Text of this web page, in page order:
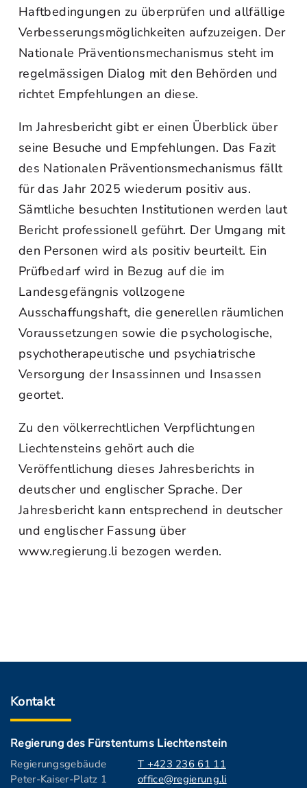
Haftbedingungen zu überprüfen und allfällige
Verbesserungsmöglichkeiten aufzuzeigen. Der
Nationale Präventionsmechanismus steht im
regelmässigen Dialog mit den Behörden und
richtet Empfehlungen an diese.
Im Jahresbericht gibt er einen Überblick über
seine Besuche und Empfehlungen. Das Fazit
des Nationalen Präventionsmechanismus fällt
für das Jahr 2025 wiederum positiv aus.
Sämtliche besuchten Institutionen werden laut
Bericht professionell geführt. Der Umgang mit
den Personen wird als positiv beurteilt. Ein
Prüfbedarf wird in Bezug auf die im
Landesgefängnis vollzogene
Ausschaffungshaft, die generellen räumlichen
Voraussetzungen sowie die psychologische,
psychotherapeutische und psychiatrische
Versorgung der Insassinnen und Insassen
geortet.
Zu den völkerrechtlichen Verpflichtungen
Liechtensteins gehört auch die
Veröffentlichung dieses Jahresberichts in
deutscher und englischer Sprache. Der
Jahresbericht kann entsprechend in deutscher
und englischer Fassung über
www.regierung.li bezogen werden.
Kontakt
Regierung des Fürstentums Liechtenstein
Regierungsgebäude
Peter-Kaiser-Platz 1
T +423 236 61 11
office@regierung.li